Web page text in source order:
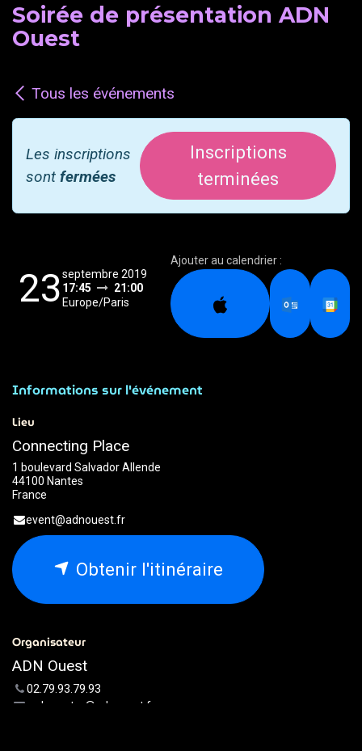
Soirée de présentation ADN
Ouest
Tous les événements
Les inscriptions
sont fermées
Inscriptions
terminées
23septembre 2019
17:45
21:00
Europe/Paris
Ajouter au calendrier :
Informations sur l'événement
Lieu
Connecting Place
1 boulevard Salvador Allende
44100 Nantes
France
event@adnouest.fr
Obtenir l'itinéraire
Organisateur
ADN Ouest
02.79.93.79.93
webmaster@adnouest.fr